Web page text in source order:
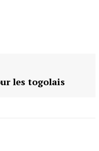
les togolais